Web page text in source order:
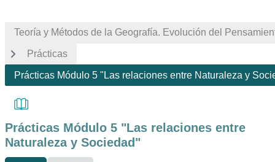
Teoría y Métodos de la Geografía. Evolución del
Prácticas
Prácticas Módulo 5 "Las relaciones entre Naturaleza y
Prácticas Módulo 5 "Las relaciones entre
Naturaleza y Sociedad"